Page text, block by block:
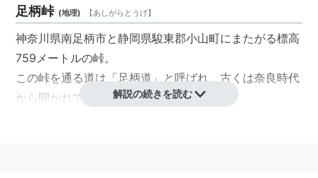
足柄峠 (地理) 【あしがらとうげ】
神奈川県南足柄市と静岡県駿東郡小山町にまたがる標高
759メートルの峠。
この峠を通る道は「足柄道」と呼ばれ、古くは奈良時代
から開かれていた。解説の続きを読む